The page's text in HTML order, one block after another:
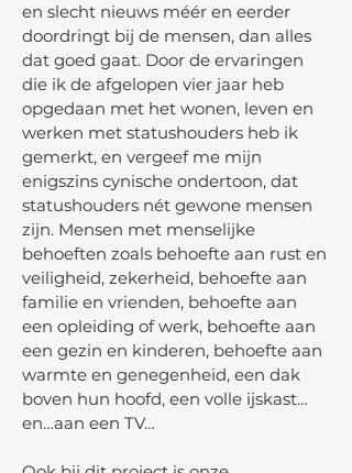
en slecht nieuws méér en eerder
doordringt bij de mensen, dan alles
dat goed gaat. Door de ervaringen
die ik de afgelopen vier jaar heb
opgedaan met het wonen, leven en
werken met statushouders heb ik
gemerkt, en vergeef me mijn
enigszins cynische ondertoon, dat
statushouders nét gewone mensen
zijn. Mensen met menselijke
behoeften zoals behoefte aan rust en
veiligheid, zekerheid, behoefte aan
familie en vrienden, behoefte aan
een opleiding of werk, behoefte aan
een gezin en kinderen, behoefte aan
warmte en genegenheid, een dak
boven hun hoofd, een volle ijskast…
en…aan een TV…